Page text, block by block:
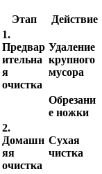
Этап Действие
1.
Предвар
ительна
я
очистка
Удаление
крупного
мусора
Обрезани
е ножки
2.
Домашн
яя
очистка
Сухая
чистка